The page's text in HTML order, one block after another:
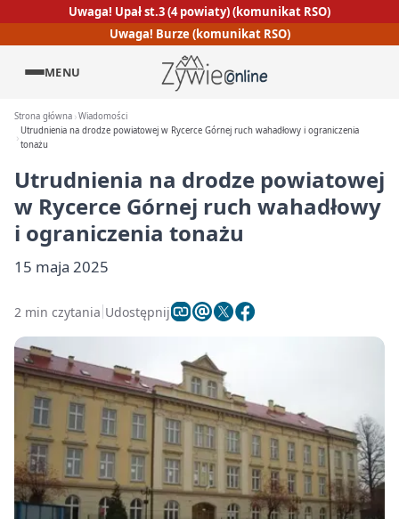
Uwaga! Upał st.3 (4 powiaty) (komunikat RSO)
Uwaga! Burze (komunikat RSO)
MENU
Strona główna Wiadomości
Utrudnienia na drodze powiatowej w Rycerce Górnej ruch wahadłowy i ograniczenia
tonażu
Utrudnienia na drodze powiatowej
w Rycerce Górnej ruch wahadłowy
i ograniczenia tonażu
15 maja 2025
2 min czytania Udostępnij